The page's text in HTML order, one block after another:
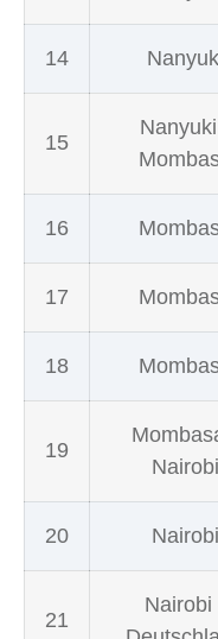
14
15
16
17
18
19
Nairobi
20 Nairobi
21
Nairobi